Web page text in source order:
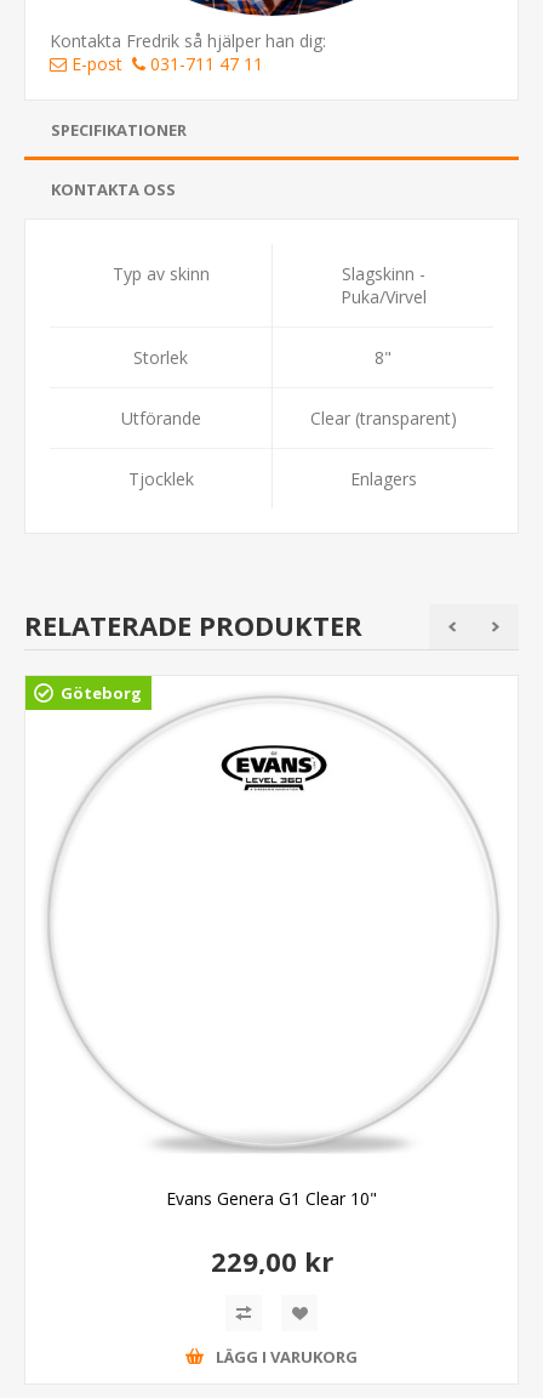
Kontakta Fredrik så hjälper han dig:
E-post
031-711 47 11
SPECIFIKATIONER
KONTAKTA OSS
Typ av skinn
Slagskinn -
Puka/Virvel
Storlek 8"
Utförande Clear (transparent)
Tjocklek Enlagers
RELATERADE PRODUKTER
Göteborg
Evans Genera G1 Clear 10"
229,00 kr
LÄGG I VARUKORG